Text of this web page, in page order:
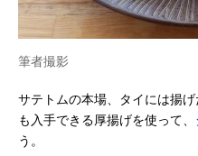
筆者撮影
サテトムの本場、タイには揚
も入手できる厚揚げを使って、
う。